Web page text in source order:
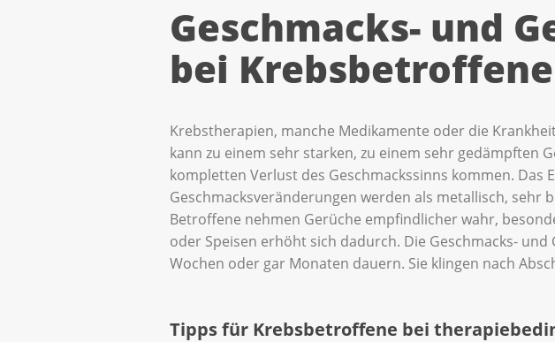
Geschmacks- und
bei
Krebstherapien, manche Medikamente oder die
kann zu einem sehr starken, zu einem sehr gedämpften
kompletten Verlust des Geschmackssinns kommen. Das
Geschmacksveränderungen werden als metallisch, sehr
Betroffene nehmen Gerüche empfindlicher wahr,
oder Speisen erhöht sich dadurch. Die Geschmacks-
Wochen oder gar Monaten dauern. Sie klingen nach
Tipps für Krebsbetroffene bei